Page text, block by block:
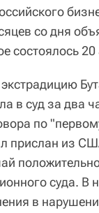
со дня
состоялось 20
в суд за два
по
прислан из
суда. В
в